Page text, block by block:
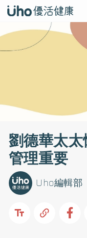
劉德華太
管理重要
Uho編輯部